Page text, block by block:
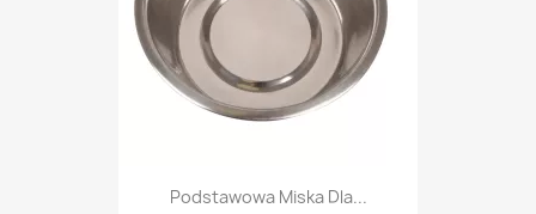
Podstawowa Miska Dla...